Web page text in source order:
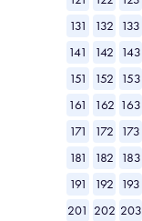
131
132 133
141
142 143
151
152 153
161
162 163
171
172 173
181
182 183
191
192 193
201 202 203